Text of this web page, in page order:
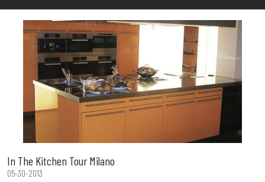
In The Kitchen Tour Milano
05-30-2013